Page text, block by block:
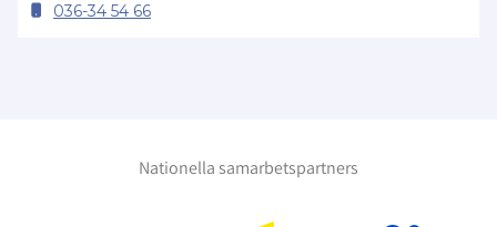
036-34 54 66
Nationella samarbetspartners